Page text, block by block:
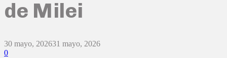
de Milei
30 mayo, 202631 mayo, 2026
0